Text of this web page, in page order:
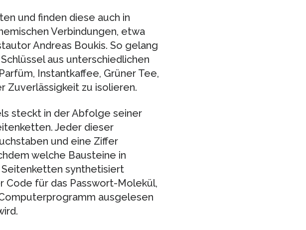
und finden diese auch in
Verbindungen, etwa
Andreas Boukis. So gelang
aus unterschiedlichen
Instantkaffee, Grüner Tee,
Zuverlässigkeit zu isolieren.
steckt in der Abfolge seiner
Jeder dieser
und eine Ziffer
welche Bausteine in
synthetisiert
Code für das Passwort-Molekül,
ausgelesen